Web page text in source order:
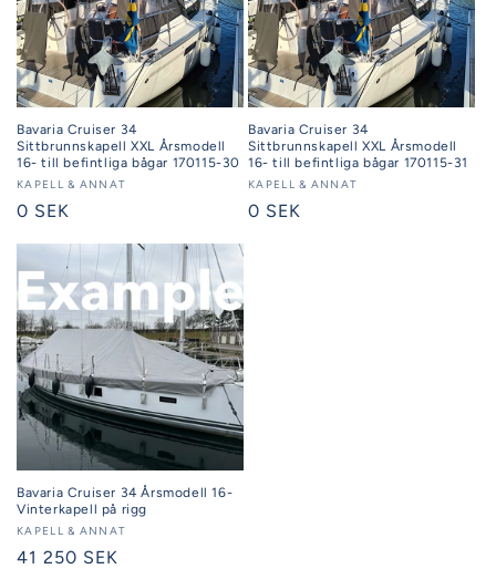
Bavaria Cruiser 34
Sittbrunnskapell XXL Årsmodell
16- till befintliga bågar 170115-30
Säljare:
KAPELL & ANNAT
Ordinarie
0 SEK
Bavaria Cruiser 34
Sittbrunnskapell XXL Årsmodell
16- till befintliga bågar 170115-31
Säljare:
KAPELL & ANNAT
Ordinarie
0 SEK
Bavaria Cruiser 34 Årsmodell 16-
Vinterkapell på rigg
Säljare:
KAPELL & ANNAT
Ordinarie
41 250 SEK